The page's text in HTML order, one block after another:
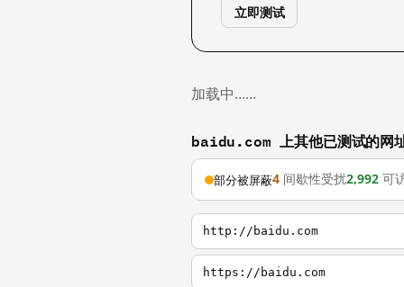
立即测试
加载中……
baidu.com 上其他已测试的网
部分被屏蔽4 间歇性受扰2,992 可
http://baidu.com
https://baidu.com